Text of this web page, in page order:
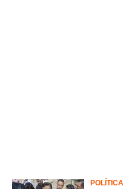
POLÍTICA